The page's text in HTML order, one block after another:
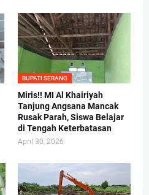
BUPATI SERANG
Miris!! MI Al Khairiyah
Tanjung Angsana Mancak
Rusak Parah, Siswa Belajar
di Tengah Keterbatasan
April 30, 2026